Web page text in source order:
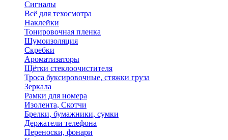
Сигналы
Всё для техосмотра
Наклейки
Тонировочная пленка
Шумоизоляция
Скребки
Ароматизаторы
Щётки стеклоочистителя
Троса буксировочные, стяжки груза
Зеркала
Рамки для номера
Изолента, Скотчи
Брелки, бумажники, сумки
Держатели телефона
Переноски, фонари